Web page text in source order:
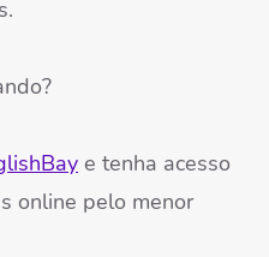
e tenha acesso
online pelo menor